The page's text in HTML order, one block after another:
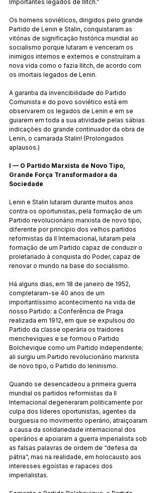
Importantes legados de Ilitch.”
Os homens soviéticos, dirigidos pelo grande
Partido de Lenin e Stalin, conquistaram as
vitórias de significação histórica mundial ao
socialismo porque lutaram e venceram os
inimigos internos e externos e construíram a
nova vida como o fazia Ilitch, de acordo com
os imortais legados de Lenin.
A garantia da invencibilidade do Partido
Comunista e do povo soviético está em
observarem os legados de Lenin e em se
guiarem em toda a sua atividade pelas sábias
indicações do grande continuador da obra de
Lenin, o camarada Stalin! (Prolongados
aplausos.)
I — O Partido Marxista de Novo Tipo,
Grande Força Transformadora da
Sociedade
Lenin e Stalin lutaram durante muitos anos
contra os oportunistas, pela formação de um
Partido revolucionário marxista de novo tipo,
diferente por princípio dos velhos partidos
reformistas da II Internacional, lutaram pela
formação de um Partido capaz de conduzir o
proletariado à conquista do Poder, capaz de
renovar o mundo na base do socialismo.
Há alguns dias, em 18 de janeiro de 1952,
completaram-se 40 anos de um
importantíssimo acontecimento na vida de
nosso Partido: a Conferência de Praga
realizada em 1912, em que se expulsou do
Partido da classe operária os traidores
mencheviques e se formou o Partido
Bolchevique como um Partido independente;
ali surgiu um Partido revolucionário marxista
de novo tipo, o Partido do leninismo.
Quando se desencadeou a primeira guerra
mundial os partidos reformistas da II
Internacional degeneraram politicamente por
culpa dos líderes oportunistas, agentes da
burguesia no movimento operário, atraiçoaram
a causa da solidariedade internacional dos
operários e apoiaram a guerra imperialista sob
as falsas palavras de ordem de “defesa da
pátria”, mas na realidade, em holocausto aos
interesses egoístas e rapaces dos
imperialistas.